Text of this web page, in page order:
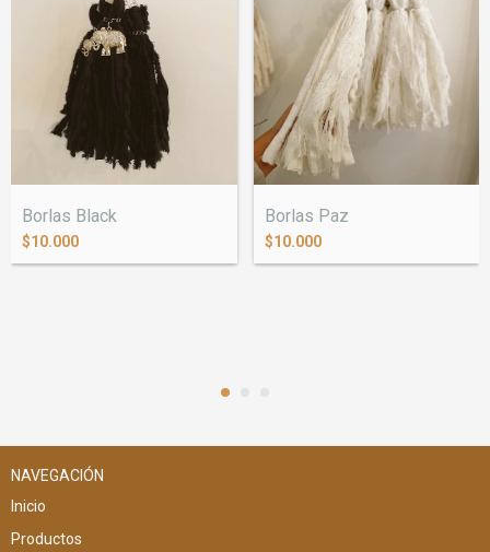
Borlas Black
$10.000
Borlas Paz
$10.000
NAVEGACIÓN
Inicio
Productos